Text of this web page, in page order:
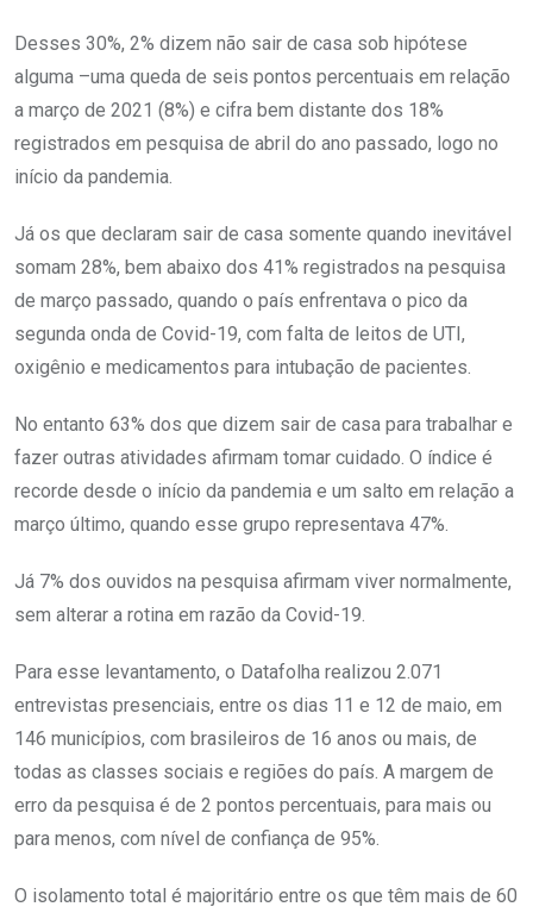
Desses 30%, 2% dizem não sair de casa sob hipótese
alguma –uma queda de seis pontos percentuais em relação
a março de 2021 (8%) e cifra bem distante dos 18%
registrados em pesquisa de abril do ano passado, logo no
início da pandemia.
Já os que declaram sair de casa somente quando inevitável
somam 28%, bem abaixo dos 41% registrados na pesquisa
de março passado, quando o país enfrentava o pico da
segunda onda de Covid-19, com falta de leitos de UTI,
oxigênio e medicamentos para intubação de pacientes.
No entanto 63% dos que dizem sair de casa para trabalhar e
fazer outras atividades afirmam tomar cuidado. O índice é
recorde desde o início da pandemia e um salto em relação a
março último, quando esse grupo representava 47%.
Já 7% dos ouvidos na pesquisa afirmam viver normalmente,
sem alterar a rotina em razão da Covid-19.
Para esse levantamento, o Datafolha realizou 2.071
entrevistas presenciais, entre os dias 11 e 12 de maio, em
146 municípios, com brasileiros de 16 anos ou mais, de
todas as classes sociais e regiões do país. A margem de
erro da pesquisa é de 2 pontos percentuais, para mais ou
para menos, com nível de confiança de 95%.
O isolamento total é majoritário entre os que têm mais de 60